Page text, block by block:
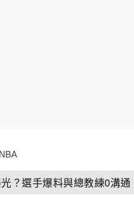
NBA
？選手爆料與總教練0溝